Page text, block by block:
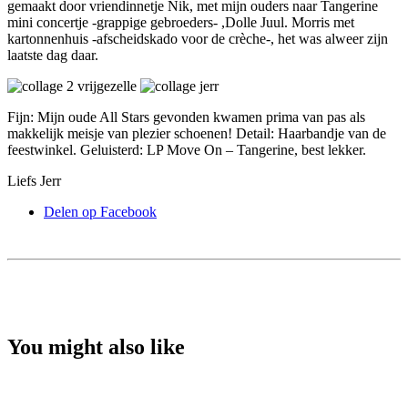
gemaakt door vriendinnetje Nik, met mijn ouders naar Tangerine
mini concertje -grappige gebroeders- ,Dolle Juul. Morris met
kartonnenhuis -afscheidskado voor de crèche-, het was alweer zijn
laatste dag daar.
Fijn: Mijn oude All Stars gevonden kwamen prima van pas als
makkelijk meisje van plezier schoenen! Detail: Haarbandje van de
feestwinkel. Geluisterd: LP Move On – Tangerine, best lekker.
Liefs Jerr
Delen op Facebook
You might also like